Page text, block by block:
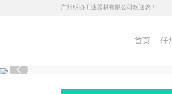
广州明协工业器材有限公司欢迎您！
首页 仟
